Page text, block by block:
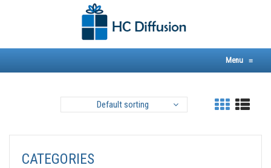
Menu ≡
CATEGORIES
Default sorting